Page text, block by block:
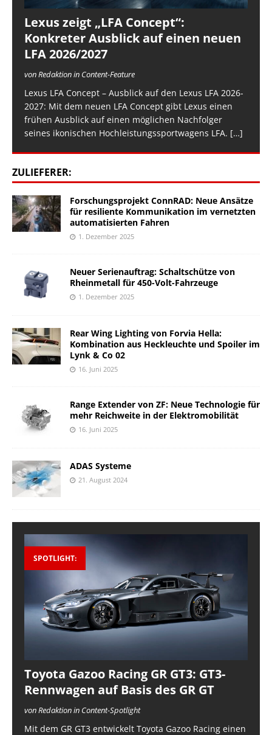
Lexus zeigt „LFA Concept“:
Konkreter Ausblick auf einen neuen
LFA 2026/2027
von Redaktion in Content-Feature
Lexus LFA Concept – Ausblick auf den Lexus LFA 2026-
2027: Mit dem neuen LFA Concept gibt Lexus einen
frühen Ausblick auf einen möglichen Nachfolger
seines ikonischen Hochleistungssportwagens LFA. […]
ZULIEFERER:
Forschungsprojekt ConnRAD: Neue Ansätze
für resiliente Kommunikation im vernetzten
automatisierten Fahren
1. Dezember 2025
Neuer Serienauftrag: Schaltschütze von
Rheinmetall für 450-Volt-Fahrzeuge
1. Dezember 2025
Rear Wing Lighting von Forvia Hella:
Kombination aus Heckleuchte und Spoiler im
Lynk & Co 02
16. Juni 2025
Range Extender von ZF: Neue Technologie für
mehr Reichweite in der Elektromobilität
16. Juni 2025
ADAS Systeme
21. August 2024
SPOTLIGHT:
Toyota Gazoo Racing GR GT3: GT3-
Rennwagen auf Basis des GR GT
von Redaktion in Content-Spotlight
Mit dem GR GT3 entwickelt Toyota Gazoo Racing einen